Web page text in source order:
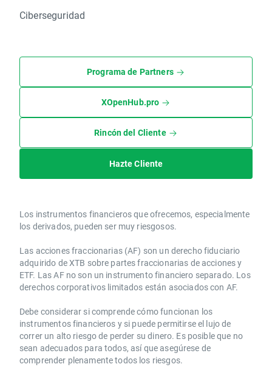
Ciberseguridad
Programa de Partners
XOpenHub.pro
Rincón del Cliente
Hazte Cliente
Los instrumentos financieros que ofrecemos, especialmente
los derivados, pueden ser muy riesgosos.
Las acciones fraccionarias (AF) son un derecho fiduciario
adquirido de XTB sobre partes fraccionarias de acciones y
ETF. Las AF no son un instrumento financiero separado. Los
derechos corporativos limitados están asociados con AF.
Debe considerar si comprende cómo funcionan los
instrumentos financieros y si puede permitirse el lujo de
correr un alto riesgo de perder su dinero. Es posible que no
sean adecuados para todos, así que asegúrese de
comprender plenamente todos los riesgos.